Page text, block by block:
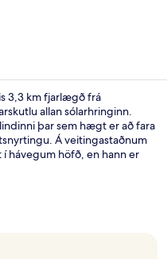
3,3 km fjarlægð frá
allan sólarhringinn.
þar sem hægt er að fara
Á veitingastaðnum
hávegum höfð, en hann er
eru einnig á staðnum.
almennt eru meðal
sem hafa heimsótt